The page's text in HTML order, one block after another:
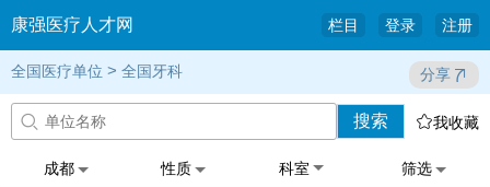
康强医疗人才网 栏目 登录 注册
全国医疗单位 > 全国牙科 分享
 搜索 我收藏
成都 性质 科室 筛选